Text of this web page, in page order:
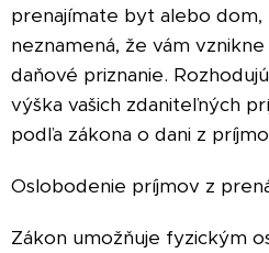
prenajímate byt alebo
neznamená, že vám
daňové priznanie.
výška vašich zdaniteľných
podľa zákona o dani z
Oslobodenie príjmov z
Zákon umožňuje fyzickým